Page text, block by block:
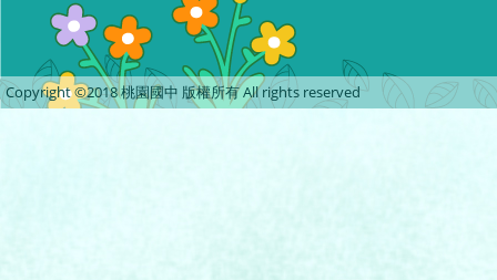
Copyright ©2018 桃園國中 版權所有 All rights reserved